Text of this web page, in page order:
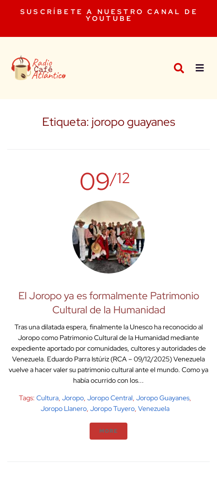
SUSCRÍBETE A NUESTRO CANAL DE
YOUTUBE
Etiqueta: joropo guayanes
09/12
El Joropo ya es formalmente Patrimonio
Cultural de la Humanidad
Tras una dilatada espera, finalmente la Unesco ha reconocido al
Joropo como Patrimonio Cultural de la Humanidad mediante
expediente aportado por comunidades, cultores y autoridades de
Venezuela. Eduardo Parra Istúriz (RCA – 09/12/2025) Venezuela
vuelve a hacer valer su patrimonio cultural ante el mundo. Como ya
había ocurrido con los...
Tags: Cultura, Joropo, Joropo Central, Joropo Guayanes,
Joropo Llanero, Joropo Tuyero, Venezuela
MORE